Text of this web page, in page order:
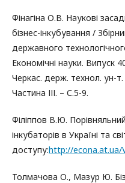
Фінагіна О.В. Наукові
бізнес-інкубування /
державного
Економічні науки. Випуск
Черкас. держ. технол. ун-
Частина ІІІ. – С.5-9.
Філіппов В.Ю.
інкубаторів в Україні та
доступу:http://econa.at.ua/
Толмачова О., Мазур Ю.